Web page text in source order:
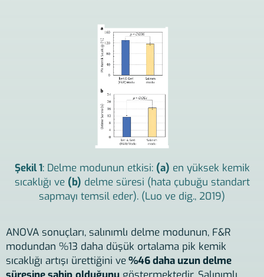
Şekil 1: Delme modunun etkisi: (a) en yüksek kemik
sıcaklığı ve (b) delme süresi (hata çubuğu standart
sapmayı temsil eder). (Luo ve dig., 2019)
ANOVA sonuçları, salınımlı delme modunun, F&R
modundan %13 daha düşük ortalama pik kemik
sıcaklığı artışı ürettiğini ve%46 daha uzun delme